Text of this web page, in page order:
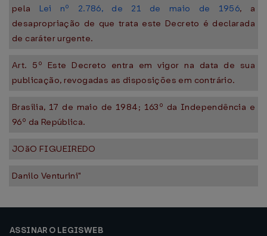
pela Lei nº 2.786, de 21 de maio de 1956, a
desapropriação de que trata este Decreto é declarada
de caráter urgente.
Art. 5º Este Decreto entra em vigor na data de sua
publicação, revogadas as disposições em contrário.
Brasília, 17 de maio de 1984; 163º da Independência e
96º da República.
JOãO FIGUEIREDO
Danilo Venturini"
ASSINAR O LEGISWEB